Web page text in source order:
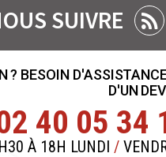
SUIVRE
? BESOIN
D'UN
40 05 34
À 18H LUNDI /